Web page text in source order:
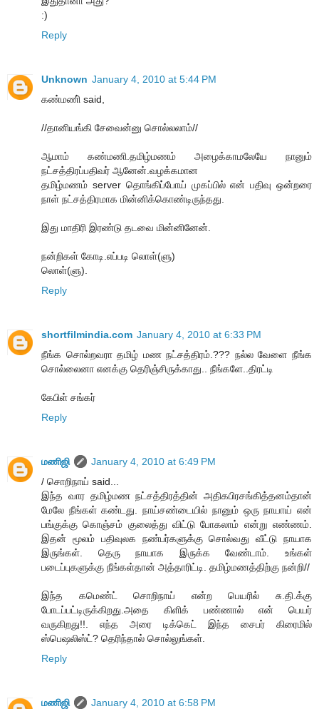
:)
Reply
Unknown January 4, 2010 at 5:44 PM
கண்மணி் said,
//தானியங்கி சேவைன்னு சொல்லலாம்//
ஆமாம் கண்மணி.தமிழ்மணம் அழைக்காமலேயே நானும்
நட்சத்திரப்பதிவர் ஆனேன்.வழக்கமான
தமிழ்மணம் server தொங்கிப்போய் முகப்பில் என் பதிவு ஒன்றரை
நாள் நட்சத்திரமாக மின்னிக்கொண்டிருந்தது.
இது மாதிரி இரண்டு தடவை மின்னினேன்.
நன்றிகள் கோடி.எப்படி லொள்(ளு)
லொள்(ளு).
Reply
shortfilmindia.com January 4, 2010 at 6:33 PM
நீங்க சொல்றவரா தமிழ் மண நட்சத்திரம்.??? நல்ல வேளை நீங்க
சொல்லைனா எனக்கு தெரிஞ்சிருக்காது.. நீங்களே..திரட்டி
கேபிள் சங்கர்
Reply
மணிஜி
January 4, 2010 at 6:49 PM
/ சொறிநாய் said...
இந்த வார தமிழ்மண நட்சத்திரத்தின் அதிகபிரசங்கித்தனம்தான்
மேலே நீங்கள் கண்டது. நாய்சண்டையில் நானும் ஒரு நாயாய் என்
பங்குக்கு கொஞ்சம் குலைத்து விட்டு போகலாம் என்று எண்ணம்.
இதன் மூலம் பதிவுலக நண்பர்களுக்கு சொல்வது வீட்டு நாயாக
இருங்கள். தெரு நாயாக இருக்க வேண்டாம். உங்கள்
படைப்புகளுக்கு நீங்கள்தான் அத்தாரிட்டி. தமிழ்மணத்திற்கு நன்றி//
இந்த கமெண்ட் சொறிநாய் என்ற பெயரில் சு.தி.க்கு
போடப்பட்டிருக்கிறது.அதை கிளிக் பண்ணால் என் பெயர்
வருகிறது!!. எந்த அரை டிக்கெட் இந்த சைபர் கிரைமில்
ஸ்பெஷலிஸ்ட்? தெரிந்தால் சொல்லுங்கள்.
Reply
மணிஜி
January 4, 2010 at 6:58 PM